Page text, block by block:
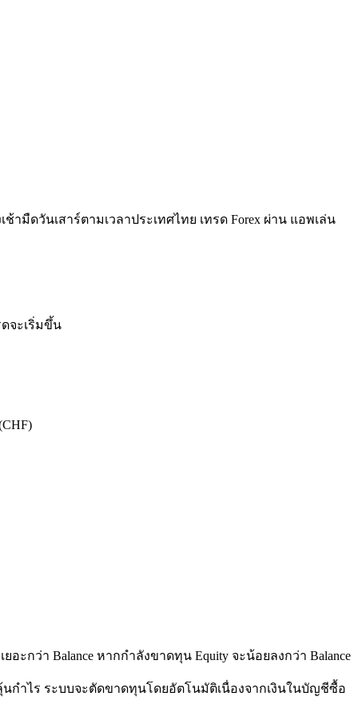
มืดวันเสาร์ตามเวลาประเทศไทย เทรด Forex ผ่าน แอพเล่น
จะเริ่มขึ้น
กว่า Balance หากกำลังขาดทุน Equity จะน้อยลงกว่า Balance
ำไร ระบบจะตัดขาดทุนโดยอัตโนมัติเนื่องจากเงินในบัญชีซื้อ